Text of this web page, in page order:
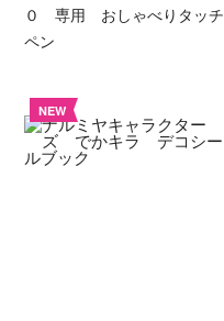
０ 専用 おしゃべりタッチ
ペン
NEW